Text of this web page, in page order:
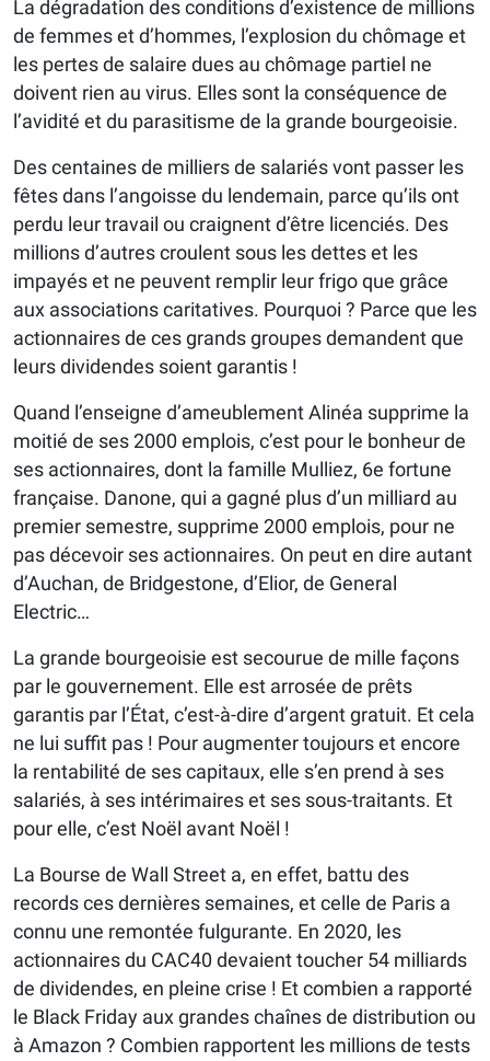
La dégradation des conditions d’existence de millions
de femmes et d’hommes, l’explosion du chômage et
les pertes de salaire dues au chômage partiel ne
doivent rien au virus. Elles sont la conséquence de
l’avidité et du parasitisme de la grande bourgeoisie.
Des centaines de milliers de salariés vont passer les
fêtes dans l’angoisse du lendemain, parce qu’ils ont
perdu leur travail ou craignent d’être licenciés. Des
millions d’autres croulent sous les dettes et les
impayés et ne peuvent remplir leur frigo que grâce
aux associations caritatives. Pourquoi ? Parce que les
actionnaires de ces grands groupes demandent que
leurs dividendes soient garantis !
Quand l’enseigne d’ameublement Alinéa supprime la
moitié de ses 2000 emplois, c’est pour le bonheur de
ses actionnaires, dont la famille Mulliez, 6e fortune
française. Danone, qui a gagné plus d’un milliard au
premier semestre, supprime 2000 emplois, pour ne
pas décevoir ses actionnaires. On peut en dire autant
d’Auchan, de Bridgestone, d’Elior, de General
Electric…
La grande bourgeoisie est secourue de mille façons
par le gouvernement. Elle est arrosée de prêts
garantis par l’État, c’est-à-dire d’argent gratuit. Et cela
ne lui suffit pas ! Pour augmenter toujours et encore
la rentabilité de ses capitaux, elle s’en prend à ses
salariés, à ses intérimaires et ses sous-traitants. Et
pour elle, c’est Noël avant Noël !
La Bourse de Wall Street a, en effet, battu des
records ces dernières semaines, et celle de Paris a
connu une remontée fulgurante. En 2020, les
actionnaires du CAC40 devaient toucher 54 milliards
de dividendes, en pleine crise ! Et combien a rapporté
le Black Friday aux grandes chaînes de distribution ou
à Amazon ? Combien rapportent les millions de tests